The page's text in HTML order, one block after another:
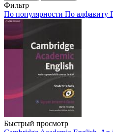
Фильтр
По популярности По алфавиту
Быстрый просмотр